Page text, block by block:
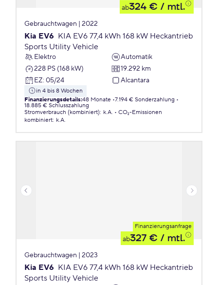
ab324 € / mtl.
Gebrauchtwagen | 2022
Kia EV6 KIA EV6 77,4 kWh 168 kW Heckantrieb
Sports Utility Vehicle
Elektro
Automatik
228 PS (168 kW)
19.292 km
EZ: 05/24 Alcantara
in 4 bis 8 Wochen
Finanzierungsdetails:48 Monate 7.194 € Sonderzahlung
18.885 € Schlusszahlung
Stromverbrauch (kombiniert): k.A.
CO₂-Emissionen
kombiniert: k.A.
Finanzierungsanfrage
ab327 € / mtl.
Gebrauchtwagen | 2023
Kia EV6 KIA EV6 77,4 kWh 168 kW Heckantrieb
Sports Utility Vehicle